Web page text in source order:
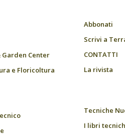
Center
e Floricoltura
Abbonati
Scrivi a
CONTATTI
La rivista
Tecniche
I libri